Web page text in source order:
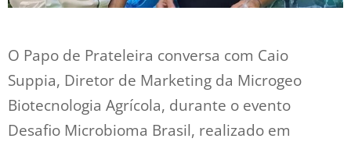
O Papo de Prateleira conversa com Caio
Suppia, Diretor de Marketing da Microgeo
Biotecnologia Agrícola, durante o evento
Desafio Microbioma Brasil, realizado em